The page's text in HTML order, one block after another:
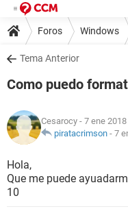
Foros Windows
Tema Anterior
Como puedo
Cesarocy - 7 ene
piratacrimson - 7
Hola,
Que me puede
10